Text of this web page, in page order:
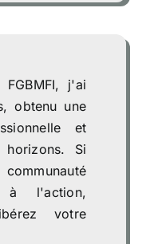
j'ai
obtenu une
et
horizons. Si
l'action,
votre